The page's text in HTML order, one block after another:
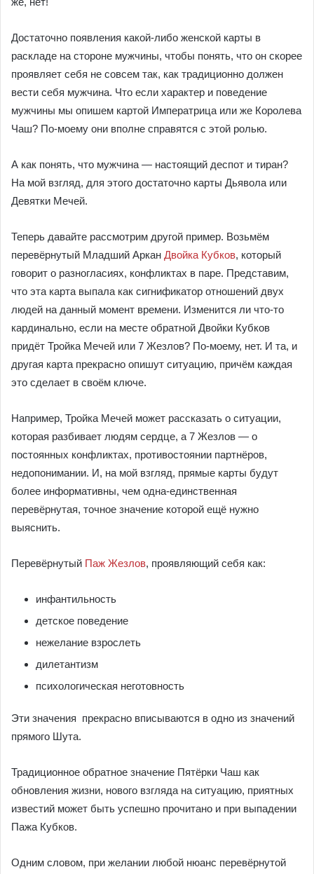
Достаточно появления какой-либо женской карты в
раскладе на стороне мужчины, чтобы понять, что он скорее
проявляет себя не совсем так, как традиционно должен
вести себя мужчина. Что если характер и поведение
мужчины мы опишем картой Императрица или же Королева
Чаш? По-моему они вполне справятся с этой ролью.
А как понять, что мужчина — настоящий деспот и тиран?
На мой взгляд, для этого достаточно карты Дьявола или
Девятки Мечей.
Теперь давайте рассмотрим другой пример. Возьмём
перевёрнутый Младший Аркан Двойка Кубков, который
говорит о разногласиях, конфликтах в паре. Представим,
что эта карта выпала как сигнификатор отношений двух
людей на данный момент времени. Изменится ли что-то
кардинально, если на месте обратной Двойки Кубков
придёт Тройка Мечей или 7 Жезлов? По-моему, нет. И та, и
другая карта прекрасно опишут ситуацию, причём каждая
это сделает в своём ключе.
Например, Тройка Мечей может рассказать о ситуации,
которая разбивает людям сердце, а 7 Жезлов — о
постоянных конфликтах, противостоянии партнёров,
недопонимании. И, на мой взгляд, прямые карты будут
более информативны, чем одна-единственная
перевёрнутая, точное значение которой ещё нужно
выяснить.
Перевёрнутый Паж Жезлов, проявляющий себя как:
инфантильность
детское поведение
нежелание взрослеть
дилетантизм
психологическая неготовность
Эти значения прекрасно вписываются в одно из значений
прямого Шута.
Традиционное обратное значение Пятёрки Чаш как
обновления жизни, нового взгляда на ситуацию, приятных
известий может быть успешно прочитано и при выпадении
Пажа Кубков.
Одним словом, при желании любой нюанс перевёрнутой